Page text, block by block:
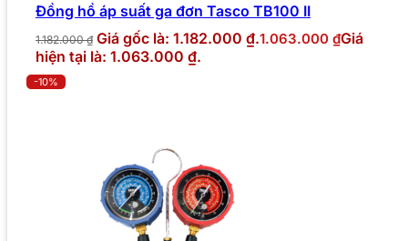
Đồng hồ áp suất ga đơn Tasco TB100 II
1.182.000₫ Giá gốc là: 1.182.000 ₫.1.063.000 ₫Giá
hiện tại là: 1.063.000 ₫.
-10%